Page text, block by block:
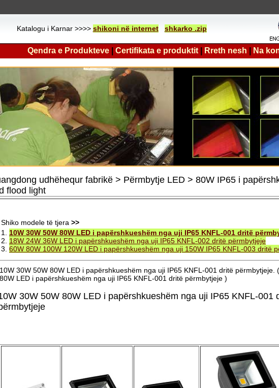
Katalogu i Karnar >>>> shikoni në internet shkarko .zip
Qendra e Produkteve Certifikata e produktit Rreth nesh Na
udhëhequr fabrikë > Përmbytje LED > 80W IP65 i
flood light
Shiko modele të tjera >>
1. 10W 30W 50W 80W LED i papërshkueshëm nga uji IP65 KNFL-001 dritë
2. 18W 24W 36W LED i papërshkueshëm nga uji IP65 KNFL-002 dritë përmbytjeje
3. 60W 80W 100W 120W LED i papërshkueshëm nga uji 150W IP65 KNFL-003 dritë
10W 30W 50W 80W LED i papërshkueshëm nga uji IP65 KNFL-001 dritë përmbytjeje.
80W LED i papërshkueshëm nga uji IP65 KNFL-001 dritë përmbytjeje )
30W 50W 80W LED i papërshkueshëm nga uji IP65 KNFL-001